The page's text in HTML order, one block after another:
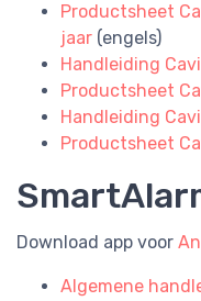
Productsheet
jaar (engels)
Handleiding
Productsheet
Handleiding
Productsheet
Download app voor
Algemene